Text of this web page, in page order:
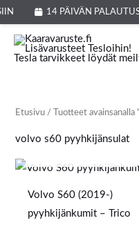
14 PÄIVÄN
Siirry
sisältöön
Etusivu / Tuotteet avainsanalla
volvo s60 pyyhkijänsulat
Volvo S60 (2019-)
pyyhkijänkumit – Trico